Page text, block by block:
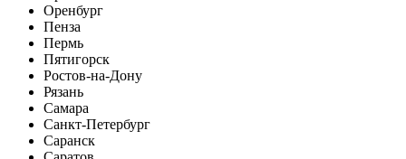
Оренбург
Пенза
Пермь
Пятигорск
Ростов-на-Дону
Рязань
Самара
Санкт-Петербург
Саранск